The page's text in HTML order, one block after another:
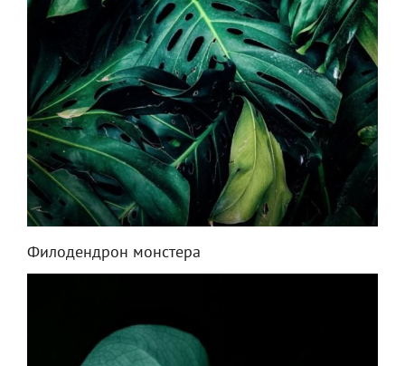
Филодендрон монстера